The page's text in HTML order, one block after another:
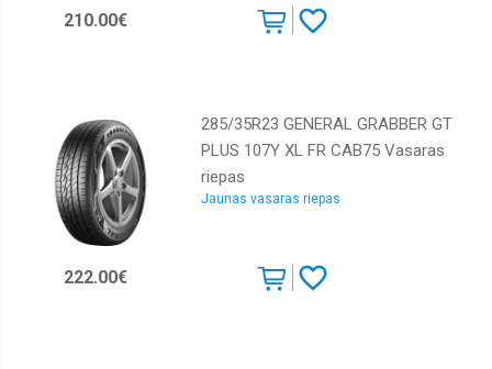
210.00€
285/35R23 GENERAL GRABBER GT
PLUS 107Y XL FR CAB75 Vasaras
riepas
Jaunas vasaras riepas
222.00€